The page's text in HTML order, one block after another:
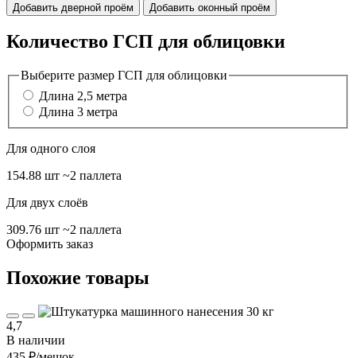
Добавить дверной проём Добавить оконный проём
Количество ГСП для облицовки
Выберите размер ГСП для облицовки
Длина 2,5 метра
Длина 3 метра
Для одного слоя
154.88 шт ~2 паллета
Для двух слоёв
309.76 шт ~2 паллета
Оформить заказ
Похожие товары
4,7
В наличии